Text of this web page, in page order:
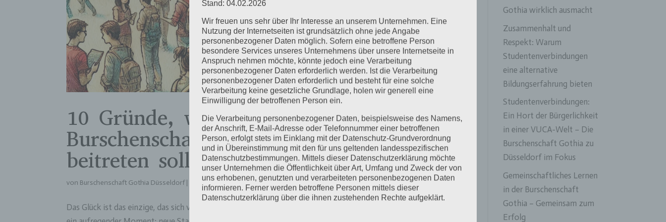
10 Gründe, warum du der
Burschenschaft Gothia als Erstsemester
beitreten solltest
von Burschenschaft Gothia Düsseldorf| Nov. 17, 2024|Allgemein
Das Glück ist das einzige, das sich verdoppelt, wenn man es teilt. Albert Schweitzer Der Start ins Studium ist
Gothia wirklich ausmacht
Zusammenhalt und
Respekt: Warum
Studentenverbindungen
eine alternative
Bildungserfahrung bieten
Studentenverbindungen:
Ein Hort der Bürgerlichkeit
in einer VUCA-Welt – Die
Burschenschaft Gothia zu
Düsseldorf im Fokus
Gemeinschaftliches Lernen
in der Burschenschaft
Gothia – Gemeinsam zum
Erfolg
Stand: 04.02.2026
Wir freuen uns sehr über Ihr Interesse an unserem Unternehmen. Eine
Nutzung der Internetseiten ist grundsätzlich ohne jede Angabe
personenbezogener Daten möglich. Sofern eine betroffene Person
besondere Services unseres Unternehmens über unsere Internetseite in
Anspruch nehmen möchte, könnte jedoch eine Verarbeitung
personenbezogener Daten erforderlich werden. Ist die Verarbeitung
personenbezogener Daten erforderlich und besteht für eine solche
Verarbeitung keine gesetzliche Grundlage, holen wir generell eine
Einwilligung der betroffenen Person ein.
Die Verarbeitung personenbezogener Daten, beispielsweise des Namens,
der Anschrift, E-Mail-Adresse oder Telefonnummer einer betroffenen
Person, erfolgt stets im Einklang mit der Datenschutz-Grundverordnung
und in Übereinstimmung mit den für uns geltenden landesspezifischen
Datenschutzbestimmungen. Mittels dieser Datenschutzerklärung möchte
unser Unternehmen die Öffentlichkeit über Art, Umfang und Zweck der von
uns erhobenen, genutzten und verarbeiteten personenbezogenen Daten
informieren. Ferner werden betroffene Personen mittels dieser
Datenschutzerklärung über die ihnen zustehenden Rechte aufgeklärt.